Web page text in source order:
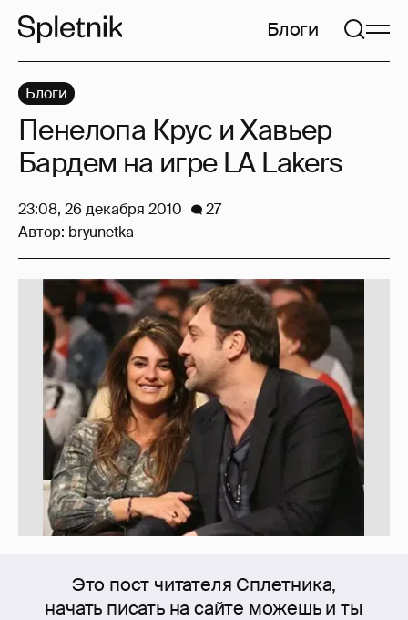
Блоги
Это пост читателя Сплетника,
начать писать на сайте можешь и ты
Блоги
Пенелопа Крус и Хавьер
Бардем на игре LA Lakers
23:08, 26 декабря 2010
27
Автор: bryunetka